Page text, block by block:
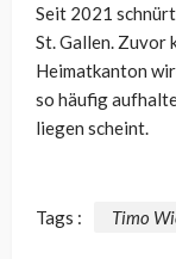
Seit 2021
St. Gallen. Zuvor
Heimatkanton
so häufig
liegen scheint.
Tags : Timo